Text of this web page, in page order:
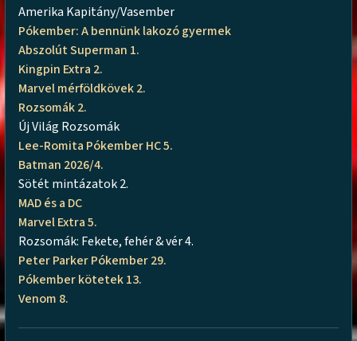
Amerika Kapitány/Vasember
Pókember: A bennünk lakozó gyermek
Abszolút Superman 1.
Kingpin Extra 2.
Marvel mérföldkövek 2.
Rozsomák 2.
Új Világ Rozsomák
Lee-Romita Pókember HC 5.
Batman 2026/4.
Sötét mintázatok 2.
MAD és a DC
Marvel Extra 5.
Rozsomák: Fekete, fehér & vér 4.
Peter Parker Pókember 29.
Pókember kötetek 13.
Venom 8.